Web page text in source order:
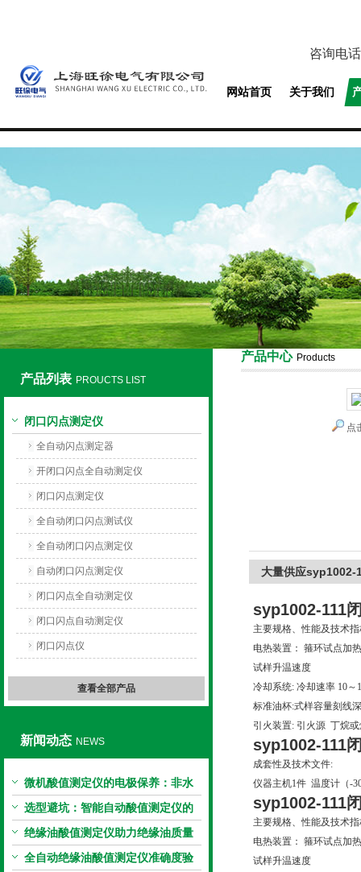
上海旺徐电气有限公司
咨询电
网站首页 关于我们
产品列表 PROUCTS LIST
闭口闪点测定仪
全自动闪点测定器
开闭口闪点全自动测定仪
闭口闪点测定仪
全自动闭口闪点测试仪
全自动闭口闪点测定仪
自动闭口闪点测定仪
闭口闪点全自动测定仪
闭口闪点自动测定仪
闭口闪点仪
查看全部产品
新闻动态 NEWS
微机酸值测定仪的电极保养：非水
电极的清洗与活化方法
选型避坑：智能自动酸值测定仪的
加热功率与萃取时间关系
绝缘油酸值测定仪助力绝缘油质量
把控，降低设备故障
全自动绝缘油酸值测定仪准确度验
产品中心 Products
点
大量供应syp1002-
syp1002-111
主要规格、性能及技术
电热装置： 箍环试点加
试样升温速度
冷却系统: 冷却速率 10
标准油杯:式样容量刻线
引火装置: 引火源 丁烷
syp1002-111
成套性及技术文件:
仪器主机1件 温度计（-
syp1002-111
主要规格、性能及技术
电热装置： 箍环试点加
试样升温速度